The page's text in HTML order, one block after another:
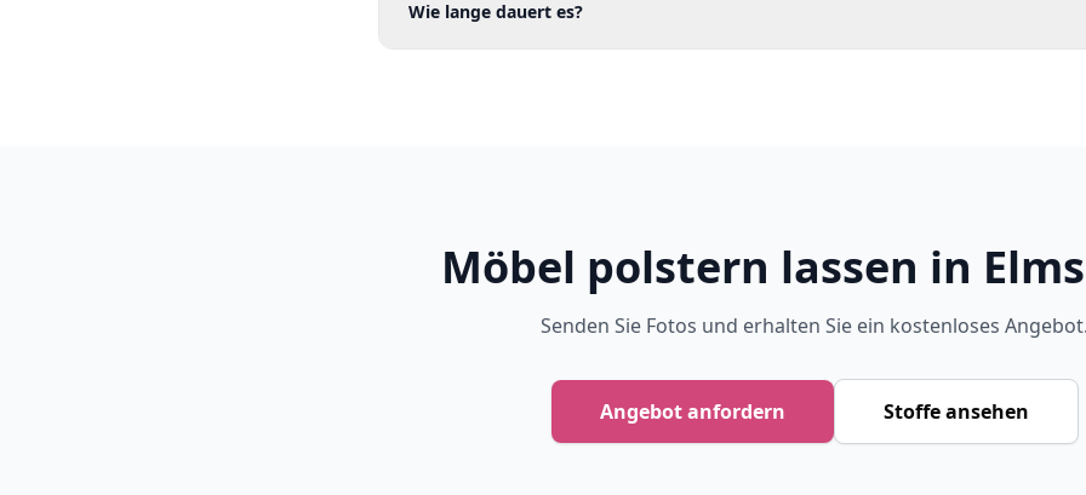
Wie lange dauert es?
Möbel polstern lassen in
Senden Sie Fotos und erhalten Sie ein kostenloses Angebot.
Angebot anfordern Stoffe ansehen